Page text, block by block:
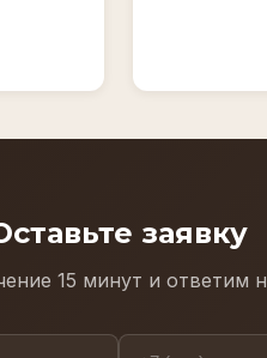
заявку
15 минут и ответим